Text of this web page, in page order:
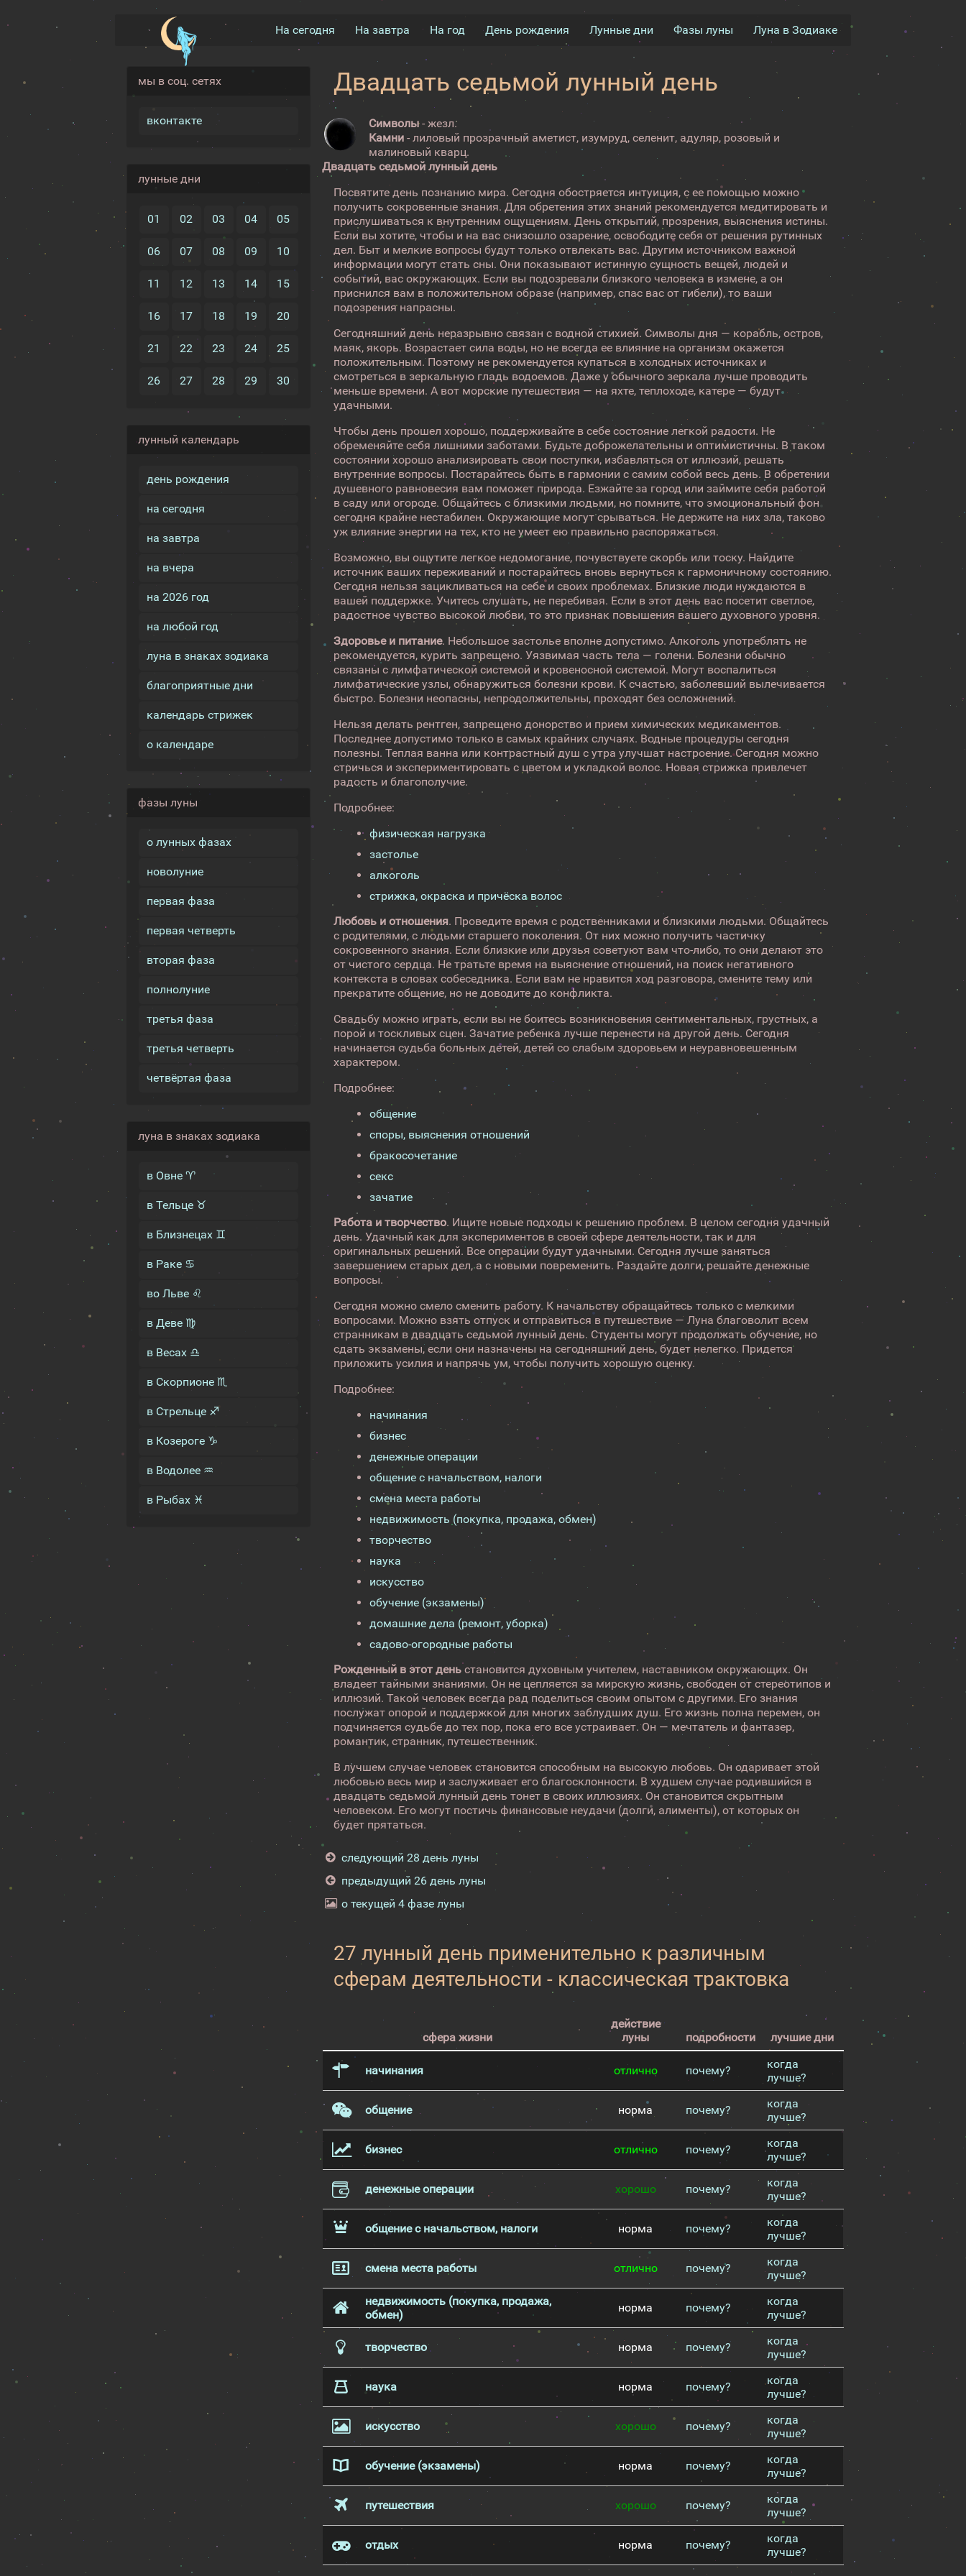
На сегодня На завтра На год День рождения Лунные дни Фазы луны Луна в Зодиаке
мы в соц. сетях
вконтакте
лунные дни
01 02 03 04 05
06 07 08 09 10
11 12 13 14 15
16 17 18 19 20
21 22 23 24 25
26 27 28 29 30
лунный календарь
день рождения
на сегодня
на завтра
на вчера
на 2026 год
на любой год
луна в знаках зодиака
благоприятные дни
календарь стрижек
о календаре
фазы луны
о лунных фазах
новолуние
первая фаза
первая четверть
вторая фаза
полнолуние
третья фаза
третья четверть
четвёртая фаза
луна в знаках зодиака
в Овне ♈
в Тельце ♉
в Близнецах ♊
в Раке ♋
во Льве ♌
в Деве ♍
в Весах ♎
в Скорпионе ♏
в Стрельце ♐
в Козероге ♑
в Водолее ♒
в Рыбах ♓
Двадцать седьмой лунный день
Символы- жезл.
Камни - лиловый прозрачный аметист, изумруд, селенит, адуляр, розовый и
малиновый кварц.
Двадцать седьмой лунный день
Посвятите день познанию мира. Сегодня обостряется интуиция, с ее помощью можно
получить сокровенные знания. Для обретения этих знаний рекомендуется медитировать и
прислушиваться к внутренним ощущениям. День открытий, прозрения, выяснения истины.
Если вы хотите, чтобы и на вас снизошло озарение, освободите себя от решения рутинных
дел. Быт и мелкие вопросы будут только отвлекать вас. Другим источником важной
информации могут стать сны. Они показывают истинную сущность вещей, людей и
событий, вас окружающих. Если вы подозревали близкого человека в измене, а он
приснился вам в положительном образе (например, спас вас от гибели), то ваши
подозрения напрасны.
Сегодняшний день неразрывно связан с водной стихией. Символы дня — корабль, остров,
маяк, якорь. Возрастает сила воды, но не всегда ее влияние на организм окажется
положительным. Поэтому не рекомендуется купаться в холодных источниках и
смотреться в зеркальную гладь водоемов. Даже у обычного зеркала лучше проводить
меньше времени. А вот морские путешествия — на яхте, теплоходе, катере — будут
удачными.
Чтобы день прошел хорошо, поддерживайте в себе состояние легкой радости. Не
обременяйте себя лишними заботами. Будьте доброжелательны и оптимистичны. В таком
состоянии хорошо анализировать свои поступки, избавляться от иллюзий, решать
внутренние вопросы. Постарайтесь быть в гармонии с самим собой весь день. В обретении
душевного равновесия вам поможет природа. Езжайте за город или займите себя работой
в саду или огороде. Общайтесь с близкими людьми, но помните, что эмоциональный фон
сегодня крайне нестабилен. Окружающие могут срываться. Не держите на них зла, таково
уж влияние энергии на тех, кто не умеет ею правильно распоряжаться.
Возможно, вы ощутите легкое недомогание, почувствуете скорбь или тоску. Найдите
источник ваших переживаний и постарайтесь вновь вернуться к гармоничному состоянию.
Сегодня нельзя зацикливаться на себе и своих проблемах. Близкие люди нуждаются в
вашей поддержке. Учитесь слушать, не перебивая. Если в этот день вас посетит светлое,
радостное чувство высокой любви, то это признак повышения вашего духовного уровня.
Здоровье и питание. Небольшое застолье вполне допустимо. Алкоголь употреблять не
рекомендуется, курить запрещено. Уязвимая часть тела — голени. Болезни обычно
связаны с лимфатической системой и кровеносной системой. Могут воспалиться
лимфатические узлы, обнаружиться болезни крови. К счастью, заболевший вылечивается
быстро. Болезни неопасны, непродолжительны, проходят без осложнений.
Нельзя делать рентген, запрещено донорство и прием химических медикаментов.
Последнее допустимо только в самых крайних случаях. Водные процедуры сегодня
полезны. Теплая ванна или контрастный душ с утра улучшат настроение. Сегодня можно
стричься и экспериментировать с цветом и укладкой волос. Новая стрижка привлечет
радость и благополучие.
Подробнее:
физическая нагрузка
застолье
алкоголь
стрижка, окраска и причёска волос
Любовь и отношения. Проведите время с родственниками и близкими людьми. Общайтесь
с родителями, с людьми старшего поколения. От них можно получить частичку
сокровенного знания. Если близкие или друзья советуют вам что-либо, то они делают это
от чистого сердца. Не тратьте время на выяснение отношений, на поиск негативного
контекста в словах собеседника. Если вам не нравится ход разговора, смените тему или
прекратите общение, но не доводите до конфликта.
Свадьбу можно играть, если вы не боитесь возникновения сентиментальных, грустных, а
порой и тоскливых сцен. Зачатие ребенка лучше перенести на другой день. Сегодня
начинается судьба больных детей, детей со слабым здоровьем и неуравновешенным
характером.
Подробнее:
общение
споры, выяснения отношений
бракосочетание
секс
зачатие
Работа и творчество. Ищите новые подходы к решению проблем. В целом сегодня удачный
день. Удачный как для экспериментов в своей сфере деятельности, так и для
оригинальных решений. Все операции будут удачными. Сегодня лучше заняться
завершением старых дел, а с новыми повременить. Раздайте долги, решайте денежные
вопросы.
Сегодня можно смело сменить работу. К начальству обращайтесь только с мелкими
вопросами. Можно взять отпуск и отправиться в путешествие — Луна благоволит всем
странникам в двадцать седьмой лунный день. Студенты могут продолжать обучение, но
сдать экзамены, если они назначены на сегодняшний день, будет нелегко. Придется
приложить усилия и напрячь ум, чтобы получить хорошую оценку.
Подробнее:
начинания
бизнес
денежные операции
общение с начальством, налоги
смена места работы
недвижимость (покупка, продажа, обмен)
творчество
наука
искусство
обучение (экзамены)
домашние дела (ремонт, уборка)
садово-огородные работы
Рожденный в этот день становится духовным учителем, наставником окружающих. Он
владеет тайными знаниями. Он не цепляется за мирскую жизнь, свободен от стереотипов и
иллюзий. Такой человек всегда рад поделиться своим опытом с другими. Его знания
послужат опорой и поддержкой для многих заблудших душ. Его жизнь полна перемен, он
подчиняется судьбе до тех пор, пока его все устраивает. Он — мечтатель и фантазер,
романтик, странник, путешественник.
В лучшем случае человек становится способным на высокую любовь. Он одаривает этой
любовью весь мир и заслуживает его благосклонности. В худшем случае родившийся в
двадцать седьмой лунный день тонет в своих иллюзиях. Он становится скрытным
человеком. Его могут постичь финансовые неудачи (долги, алименты), от которых он
будет прятаться.
следующий 28 день луны
предыдущий 26 день луны
о текущей 4 фазе луны
27 лунный день применительно к различным
сферам деятельности - классическая трактовка
сфера жизни
действие
луны
подробности лучшие дни
начинания отлично почему?
когда
лучше?
общение норма почему?
когда
лучше?
бизнес отлично почему?
когда
лучше?
денежные операции хорошо почему?
когда
лучше?
общение с начальством, налоги норма почему?
когда
лучше?
смена места работы отлично почему?
когда
лучше?
недвижимость (покупка, продажа,
обмен)
норма почему?
когда
лучше?
творчество норма почему?
когда
лучше?
наука норма почему?
когда
лучше?
искусство хорошо почему?
когда
лучше?
обучение (экзамены) норма почему?
когда
лучше?
путешествия хорошо почему?
когда
лучше?
отдых норма почему?
когда
лучше?